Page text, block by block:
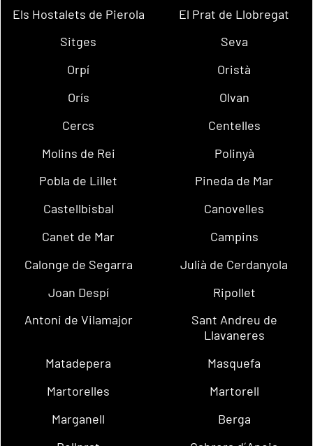
Els Hostalets de Pierola
El Prat de Llobregat
Sitges
Seva
Orpí
Oristà
Orís
Olvan
Cercs
Centelles
Molins de Rei
Polinyà
Pobla de Lillet
Pineda de Mar
Castellbisbal
Canovelles
Canet de Mar
Campins
Calonge de Segarra
Julià de Cerdanyola
Joan Despí
Ripollet
Antoni de Vilamajor
Sant Andreu de
Llavaneres
Matadepera
Masquefa
Martorelles
Martorell
Marganell
Berga